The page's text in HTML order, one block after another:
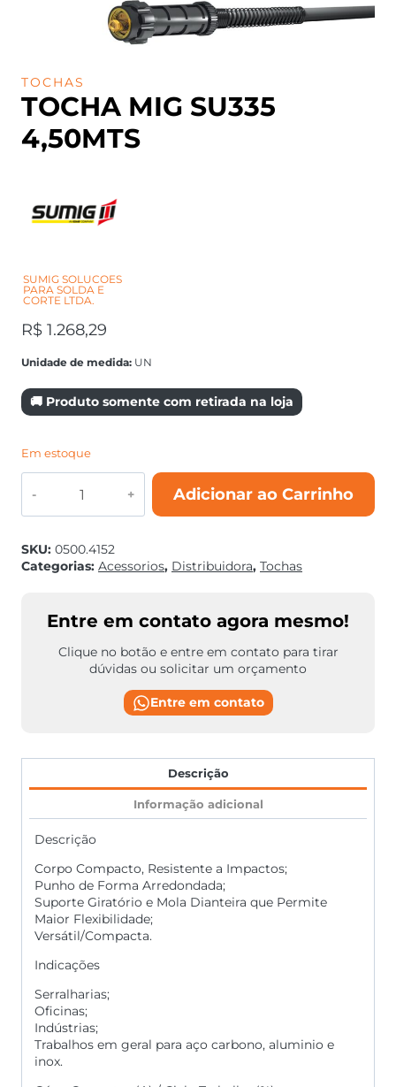
TOCHAS
TOCHA MIG SU335
4,50MTS
SUMIG SOLUCOES
PARA SOLDA E
CORTE LTDA.
R$ 1.268,29
Unidade de medida: UN
🚚 Produto somente com retirada na loja
Em estoque
MIG
SU335
quantidade
Adicionar ao Carrinho
SKU: 0500.4152
Categorias: Acessorios, Distribuidora, Tochas
Entre em contato agora mesmo!
Clique no botão e entre em contato para tirar
dúvidas ou solicitar um orçamento
Entre em contato
Descrição
Informação adicional
Descrição
Corpo Compacto, Resistente a Impactos;
Punho de Forma Arredondada;
Suporte Giratório e Mola Dianteira que Permite
Maior Flexibilidade;
Versátil/Compacta.
Indicações
Serralharias;
Oficinas;
Indústrias;
Trabalhos em geral para aço carbono, aluminio e
inox.